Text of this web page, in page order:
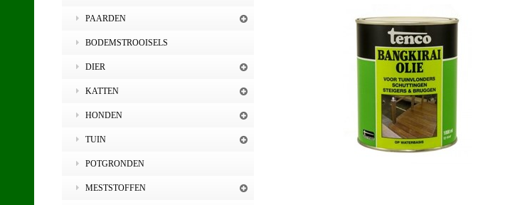
PAARDEN
BODEMSTROOISELS
DIER
KATTEN
HONDEN
TUIN
POTGRONDEN
MESTSTOFFEN